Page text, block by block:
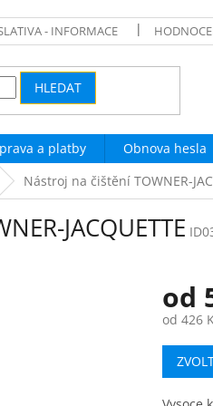
- INFORMACE
HLEDAT
a platby Obnova hesla
Nástroj na čištění TOWNER-
JACQUETTE
od
od 426
Měrná
cena: